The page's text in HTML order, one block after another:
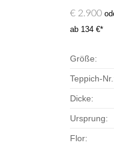
€ 2.900
ab 134 €*
Größe:
Teppich-
Dicke:
Ursprung:
Flor: